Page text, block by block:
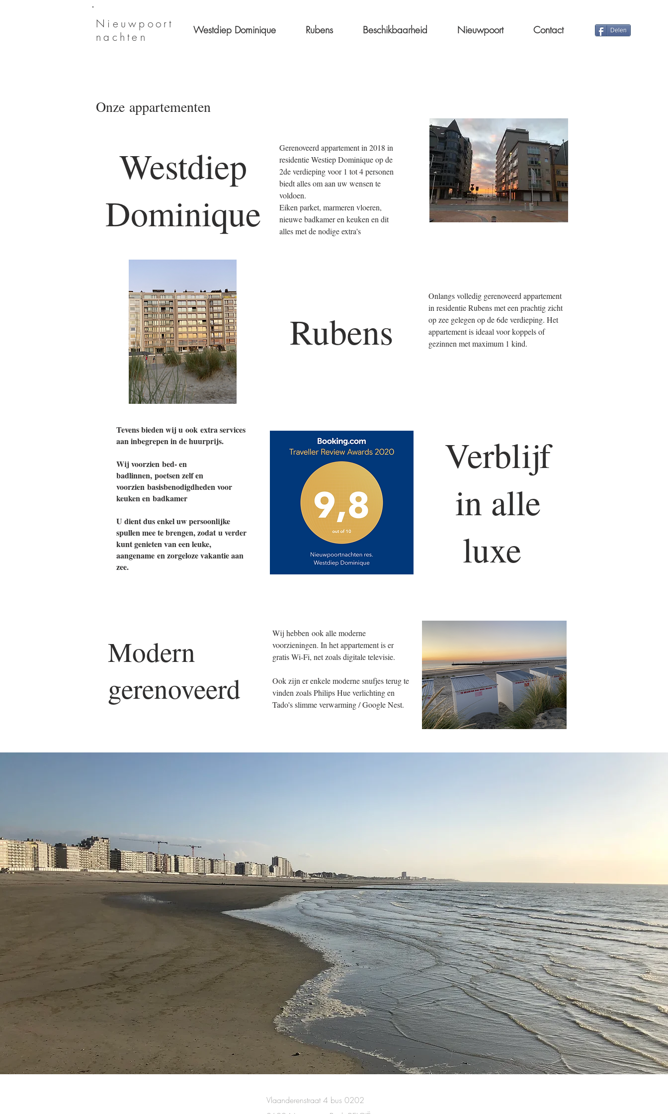
Westdiep Dominique Rubens Beschikbaarheid Nieuwpoort Contact
Nieuwpoort
nachten
Delen
Onze appartementen
Westdiep
Dominique
Gerenoveerd appartement in 2018 in
residentie Westiep Dominique op de
2de verdieping voor 1 tot 4 personen
biedt alles om aan uw wensen te
voldoen.
Eiken parket, marmeren vloeren,
nieuwe badkamer en keuken en dit
alles met de nodige extra's
Rubens
Onlangs volledig gerenoveerd appartement
in residentie Rubens met een prachtig zicht
op zee gelegen op de 6de verdieping. Het
appartement is ideaal voor koppels of
gezinnen met maximum 1 kind.
Tevens bieden wij u ook extra services
aan inbegrepen in de huurprijs.
Wij voorzien bed- en
badlinnen, poetsen zelf en
voorzien basisbenodigdheden voor
keuken en badkamer
U dient dus enkel uw persoonlijke
spullen mee te brengen, zodat u verder
kunt genieten van een leuke,
aangename en zorgeloze vakantie aan
zee.
Verblijf
in alle
luxe
Modern
gerenoveerd
Wij hebben ook alle moderne
voorzieningen. In het appartement is er
gratis Wi-Fi, net zoals digitale televisie.
Ook zijn er enkele moderne snufjes terug te
vinden zoals Philips Hue verlichting en
Tado's slimme verwarming / Google Nest.
Vlaanderenstraat 4 bus 0202